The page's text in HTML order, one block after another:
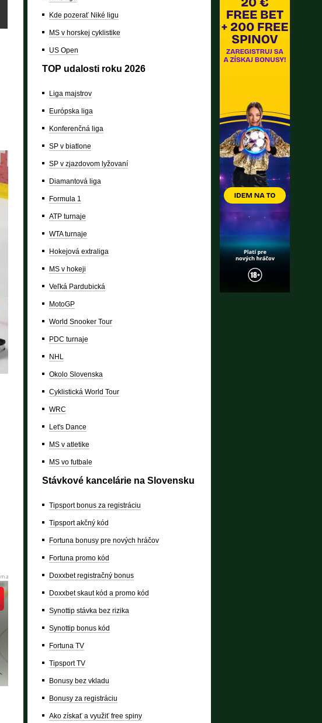
Kde pozerať Niké ligu
MS v horskej cyklistike
US Open
TOP udalosti roku 2026
Liga majstrov
Európska liga
Konferenčná liga
SP v biatlone
SP v zjazdovom lyžovaní
Diamantová liga
Formula 1
ATP turnaje
WTA turnaje
Hokejová extraliga
MS v hokeji
Veľká Pardubická
MotoGP
World Snooker Tour
PDC turnaje
NHL
Okolo Slovenska
Cyklistická World Tour
WRC
Let's Dance
MS v atletike
MS vo futbale
Stávkové kancelárie na Slovensku
Tipsport bonus za registráciu
Tipsport akčný kód
Fortuna bonusy pre nových hráčov
Fortuna promo kód
Doxxbet registračný bonus
Doxxbet skaut kód a promo kód
Synottip stávka bez rizika
Synottip bonus kód
Fortuna TV
Tipsport TV
Bonusy bez vkladu
Bonusy za registráciu
Ako získať a využiť free spiny